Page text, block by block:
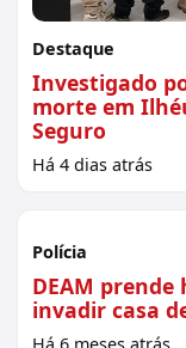
Destaque
Investigado
morte em
Seguro
Há 4 dias atrás
Sem imagem
Polícia
DEAM
invadir casa